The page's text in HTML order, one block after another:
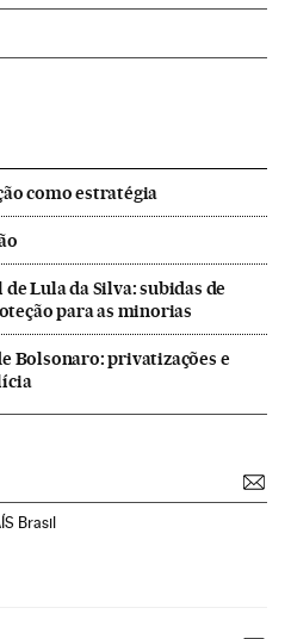
como estratégia
Lula da Silva: subidas de
para as minorias
Bolsonaro: privatizações e
Brasil